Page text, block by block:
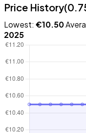
Price History
Lowest: €10.50
2025